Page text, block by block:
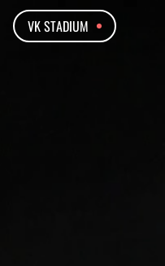
VK STADIUM